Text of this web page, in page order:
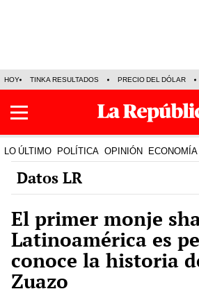
HOY TINKA RESULTADOS PRECIO DEL DÓLAR
LO ÚLTIMO POLÍTICA OPINIÓN ECONOMÍA
Datos LR
El primer monje
Latinoamérica es
conoce la historia
Zuazo